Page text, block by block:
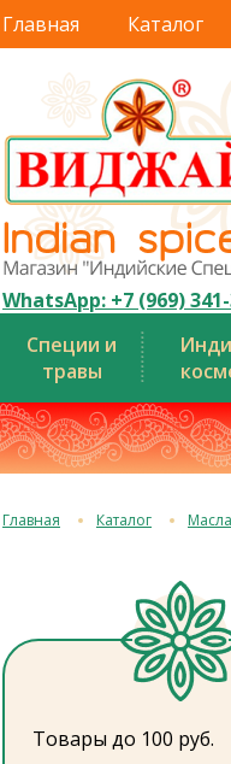
Главная Каталог
WhatsApp: +7 (969)
Специи и
травы
Главная Каталог Масла
Товары до 100 руб.